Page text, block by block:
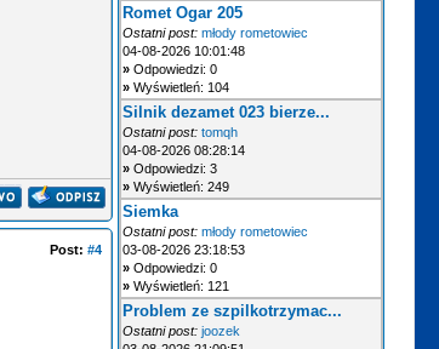
Post:#4
Romet Ogar 205
Ostatni post: młody rometowiec
04-08-2026 10:01:48
»Odpowiedzi: 0
»Wyświetleń: 104
Silnik dezamet 023 bierze...
Ostatni post: tomqh
04-08-2026 08:28:14
»Odpowiedzi: 3
»Wyświetleń: 249
Siemka
Ostatni post: młody rometowiec
03-08-2026 23:18:53
»Odpowiedzi: 0
»Wyświetleń: 121
Problem ze szpilkotrzymac...
Ostatni post: joozek